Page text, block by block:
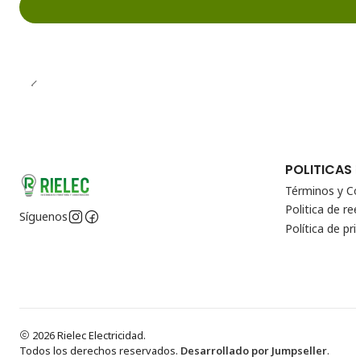
Síguenos
POLITICAS
Términos y
Politica de
Política de
2026 Rielec Electricidad.
Todos los derechos reservados. Desarrollado por Jumpseller.